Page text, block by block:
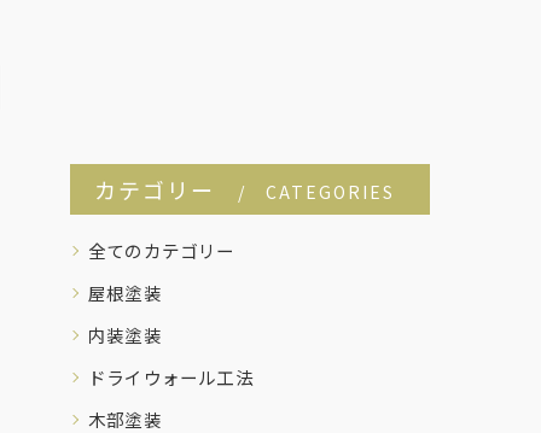
カテゴリー CATEGORIES
全てのカテゴリー
屋根塗装
内装塗装
ドライウォール工法
木部塗装